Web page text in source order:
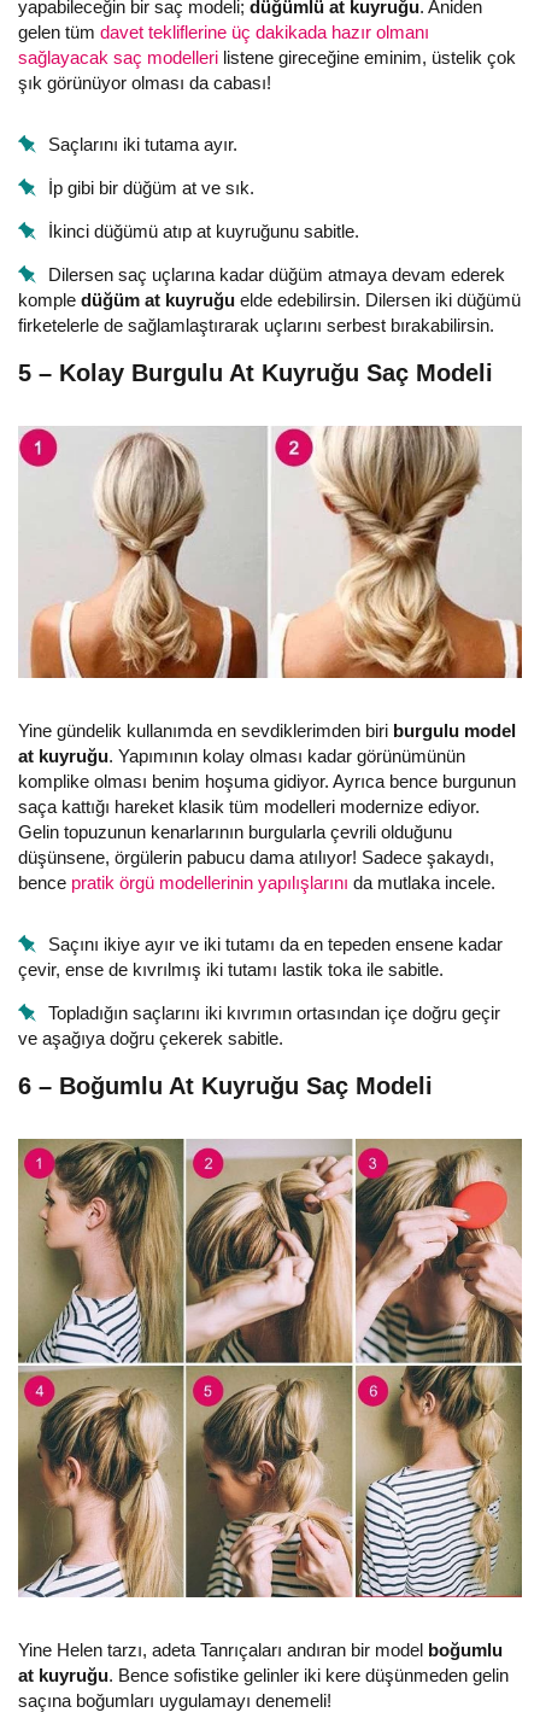
yapabileceğin bir saç modeli; düğümlü at kuyruğu. Aniden
gelen tüm davet tekliflerine üç dakikada hazır olmanı
sağlayacak saç modelleri listene gireceğine eminim, üstelik çok
şık görünüyor olması da cabası!
Saçlarını iki tutama ayır.
İp gibi bir düğüm at ve sık.
İkinci düğümü atıp at kuyruğunu sabitle.
Dilersen saç uçlarına kadar düğüm atmaya devam ederek
komple düğüm at kuyruğu elde edebilirsin. Dilersen iki düğümü
firketelerle de sağlamlaştırarak uçlarını serbest bırakabilirsin.
5 – Kolay Burgulu At Kuyruğu Saç Modeli
Yine gündelik kullanımda en sevdiklerimden biri burgulu model
at kuyruğu. Yapımının kolay olması kadar görünümünün
komplike olması benim hoşuma gidiyor. Ayrıca bence burgunun
saça kattığı hareket klasik tüm modelleri modernize ediyor.
Gelin topuzunun kenarlarının burgularla çevrili olduğunu
düşünsene, örgülerin pabucu dama atılıyor! Sadece şakaydı,
bence pratik örgü modellerinin yapılışlarını da mutlaka incele.
Saçını ikiye ayır ve iki tutamı da en tepeden ensene kadar
çevir, ense de kıvrılmış iki tutamı lastik toka ile sabitle.
Topladığın saçlarını iki kıvrımın ortasından içe doğru geçir
ve aşağıya doğru çekerek sabitle.
6 – Boğumlu At Kuyruğu Saç Modeli
Yine Helen tarzı, adeta Tanrıçaları andıran bir model boğumlu
at kuyruğu. Bence sofistike gelinler iki kere düşünmeden gelin
saçına boğumları uygulamayı denemeli!